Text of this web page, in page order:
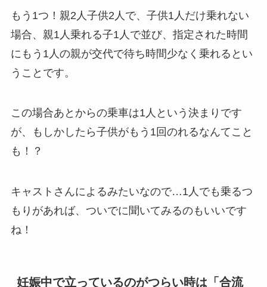
もう1つ！親2人子供2人で、子供1人だけ乗れない
場合、親1人乗れる子1人で並び、指定された時間
にもう1人の親が交代で待ち時間少なく乗れるとい
うことです。
この場合あとからの乗車は1人という決まりです
が、もしかしたら子供がもう1回のれるなんてこと
も！？
キャストさんによるみたいなので…1人でも乗るつ
もりがあれば、ついでに聞いてみるのもいいです
ね！
妊娠中で立っているのがつらい時は「合流